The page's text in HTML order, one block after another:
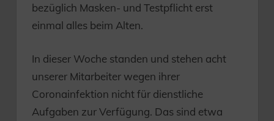
bezüglich Masken- und Testpflicht erst
einmal alles beim Alten.
In dieser Woche standen und stehen acht
unserer Mitarbeiter wegen ihrer
Coronainfektion nicht für dienstliche
Aufgaben zur Verfügung. Das sind etwa